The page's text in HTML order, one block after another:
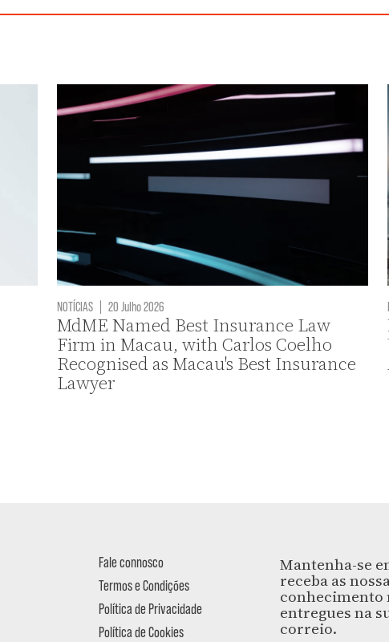
NOTÍCIAS | 20 Julho 2026
MdME Named Best Insurance Law
Firm in Macau, with Carlos Coelho
Recognised as Macau's Best Insurance
Lawyer
Fale connosco
Termos e Condições
Política de Privacidade
Política de Cookies
Mantenha-se
receba as
conhecimento
entregues na
correio.